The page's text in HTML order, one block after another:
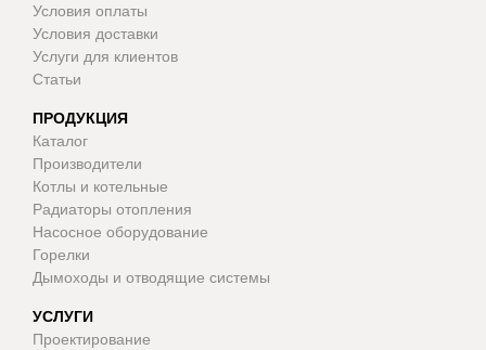
Условия оплаты
Условия доставки
Услуги для клиентов
Статьи
ПРОДУКЦИЯ
Каталог
Производители
Котлы и котельные
Радиаторы отопления
Насосное оборудование
Горелки
Дымоходы и отводящие системы
УСЛУГИ
Проектирование